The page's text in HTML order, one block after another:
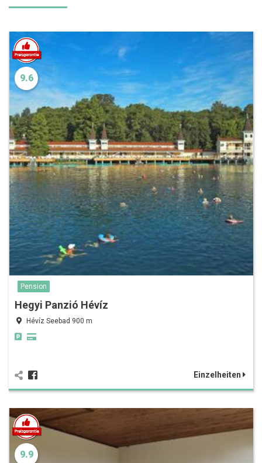
9.6
Pension
Hegyi Panzió Hévíz
Hévíz Seebad 900 m
Einzelheiten
9.9